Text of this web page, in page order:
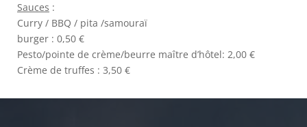
Sauces :
Curry / BBQ / pita /samouraï
burger : 0,50 €
Pesto/pointe de crème/beurre maître d’hôtel: 2,00 €
Crème de truffes : 3,50 €